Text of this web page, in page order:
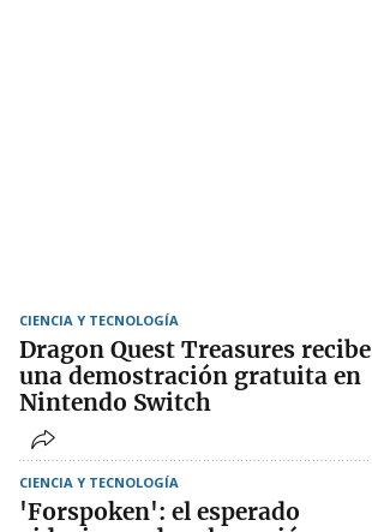
CIENCIA Y TECNOLOGÍA
Dragon Quest Treasures recibe
una demostración gratuita en
Nintendo Switch
CIENCIA Y TECNOLOGÍA
'Forspoken': el esperado